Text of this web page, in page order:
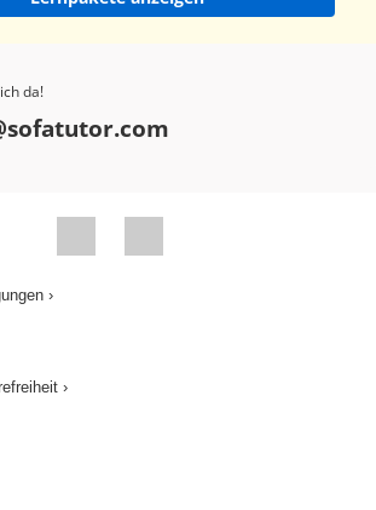
also merken? Bei einer
betrachten wir die
die auch statistische Einheiten
auf. Die Menge ALLER
Und da auch DU jetzt offiziell
als Merkmalsträger auch 'ne
da!
›
›